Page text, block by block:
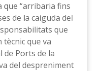
que “arribaria fins
de la caiguda del
que
tècnic que va
de Ports de la
del despreniment